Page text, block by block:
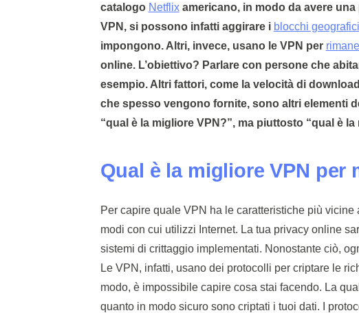
catalogo Netflixamericano, in modo da avere una
VPN, si possono infatti aggirare i blocchi geografici
impongono. Altri, invece, usano le VPN per
online. L’obiettivo? Parlare con persone che
esempio. Altri fattori, come la velocità di
che spesso vengono fornite, sono altri elementi
“qual è la migliore VPN?”, ma piuttosto “qual è la
Qual è la migliore VPN per
Per capire quale VPN ha le caratteristiche più
modi con cui utilizzi Internet. La tua privacy online
sistemi di crittaggio implementati. Nonostante ciò,
Le VPN, infatti, usano dei protocolli per criptare le
modo, è impossibile capire cosa stai facendo. La
quanto in modo sicuro sono criptati i tuoi dati. I